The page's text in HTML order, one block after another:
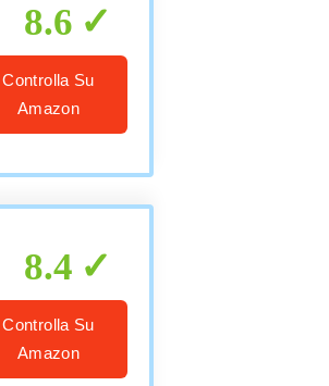
8.6
Controlla Su
Amazon
8.4
Controlla Su
Amazon